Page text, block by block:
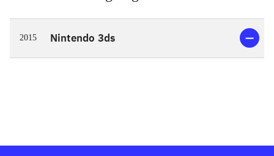
2015 Nintendo 3ds